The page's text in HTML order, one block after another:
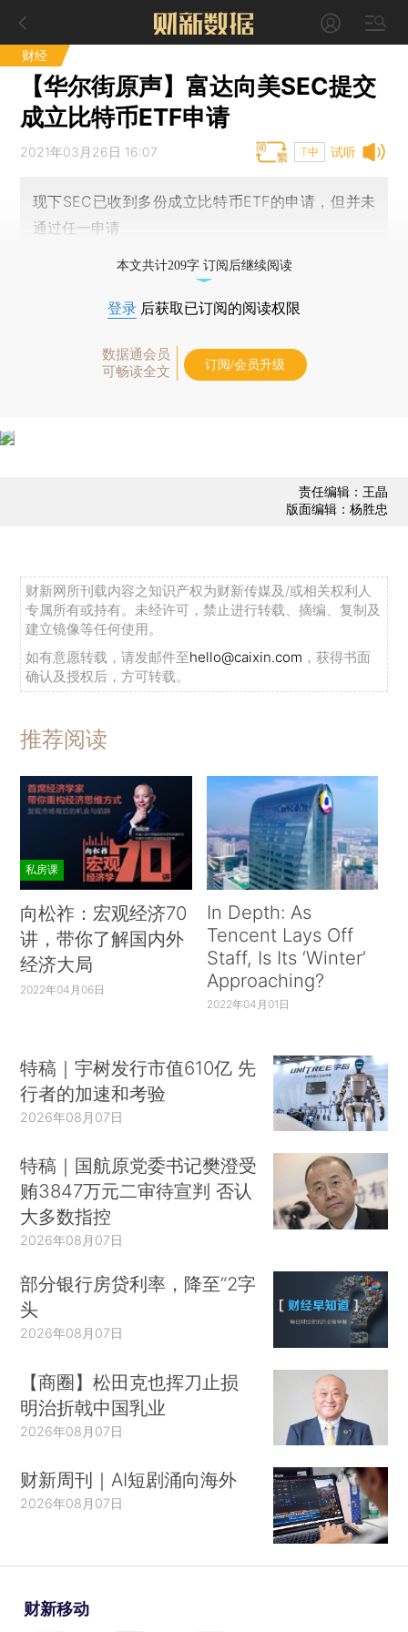
财经
【华尔街原声】富达向美SEC提交
成立比特币ETF申请
试听
2021年03月26日 16:07 T中
现下SEC已收到多份成立比特币ETF的申请，但并未
通过任一申请
本文共计209字 订阅后继续阅读
登录 后获取已订阅的阅读权限
数据通会员
可畅读全文
订阅/会员升级
责任编辑：王晶
版面编辑：杨胜忠
财新网所刊载内容之知识产权为财新传媒及/或相关权利人
专属所有或持有。未经许可，禁止进行转载、摘编、复制及
建立镜像等任何使用。
如有意愿转载，请发邮件至hello@caixin.com ，获得书面
确认及授权后，方可转载。
推荐阅读
私房课
向松祚：宏观经济70
讲，带你了解国内外
经济大局
2022年04月06日
In Depth: As
Tencent Lays Off
Staff, Is Its ‘Winter’
Approaching?
2022年04月01日
特稿｜宇树发行市值610亿 先
行者的加速和考验
2026年08月07日
特稿｜国航原党委书记樊澄受
贿3847万元二审待宣判 否认
大多数指控
2026年08月07日
部分银行房贷利率，降至“2字
头
2026年08月07日
【商圈】松田克也挥刀止损
明治折戟中国乳业
2026年08月07日
财新周刊｜AI短剧涌向海外
2026年08月07日
财新移动